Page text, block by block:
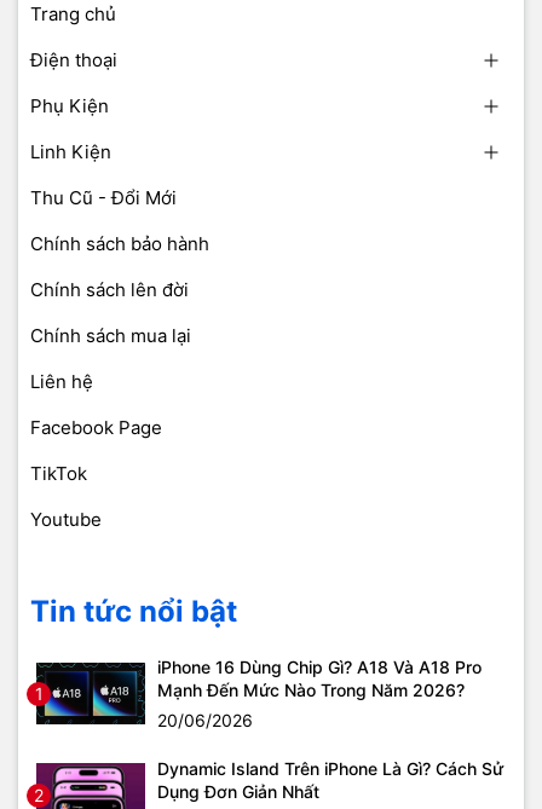
Trang chủ
Điện thoại
Phụ Kiện
Linh Kiện
Thu Cũ - Đổi Mới
Chính sách bảo hành
Chính sách lên đời
Chính sách mua lại
Liên hệ
Facebook Page
TikTok
Youtube
Tin tức nổi bật
1
iPhone 16 Dùng Chip Gì? A18 Và A18 Pro
Mạnh Đến Mức Nào Trong Năm 2026?
20/06/2026
2
Dynamic Island Trên iPhone Là Gì? Cách Sử
Dụng Đơn Giản Nhất